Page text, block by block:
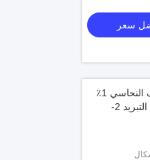
سعر
مستشعر ضغط التكييف النحاسي 1٪
FS Ac مستشعر ضغط التبريد 2-